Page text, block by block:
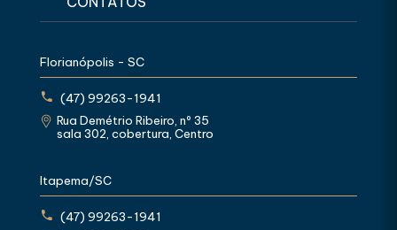
Florianópolis - SC
(47) 99263-1941
Rua Demétrio Ribeiro, nº 35
sala 302, cobertura, Centro
Itapema/SC
(47) 99263-1941